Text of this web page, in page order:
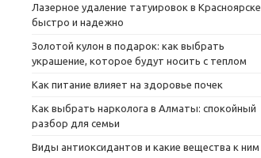
Лазерное удаление татуировок в Красноярске
быстро и надежно
Золотой кулон в подарок: как выбрать
украшение, которое будут носить с теплом
Как питание влияет на здоровье почек
Как выбрать нарколога в Алматы: спокойный
разбор для семьи
Виды антиоксидантов и какие вещества к ним